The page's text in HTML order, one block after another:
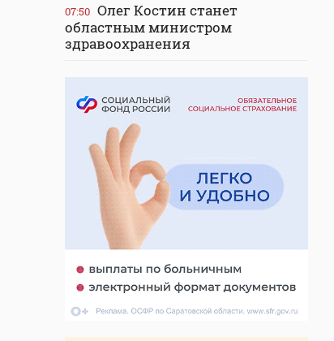
07:50 Олег Костин станет
областным министром
здравоохранения